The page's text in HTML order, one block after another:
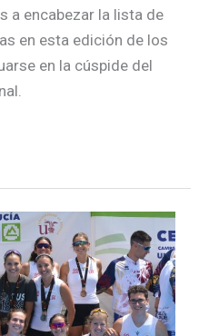
a encabezar la lista de
en esta edición de los
en la cúspide del